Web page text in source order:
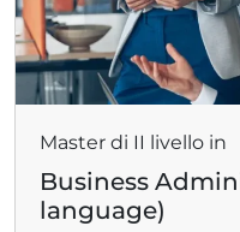
Master di II livello in
Business
language)